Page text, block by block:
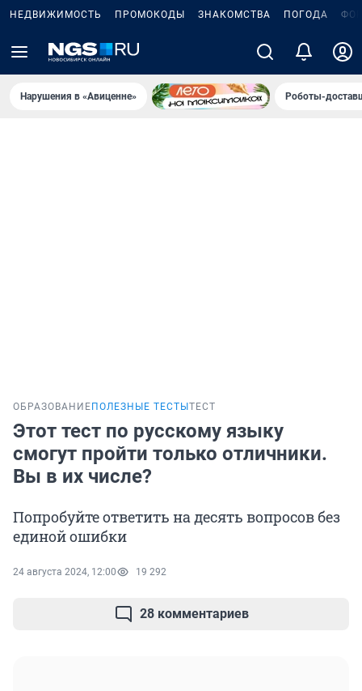
НЕДВИЖИМОСТЬ ПРОМОКОДЫ ЗНАКОМСТВА ПОГОДА
Нарушения в «Авиценне» Роботы-
ОБРАЗОВАНИЕ ПОЛЕЗНЫЕ ТЕСТЫ ТЕСТ
Этот тест по русскому языку
смогут пройти только отличники.
Вы в их числе?
Попробуйте ответить на десять вопросов без
единой ошибки
24 августа 2024, 12:00 19 292
28 комментариев